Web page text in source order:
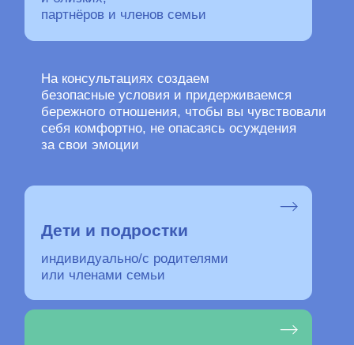
безопасные условия и придерживаемся
бережного отношения, чтобы вы чувствовали
себя комфортно, не опасаясь осуждения
Дети и подростки
Психологические группы
СДВГ, для родителей
и прочие
внимательные психологи,
В нашем центре —
внимательные психологи,
В нашем центре — опытные